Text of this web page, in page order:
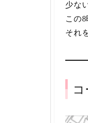
少な
この
それ
コ